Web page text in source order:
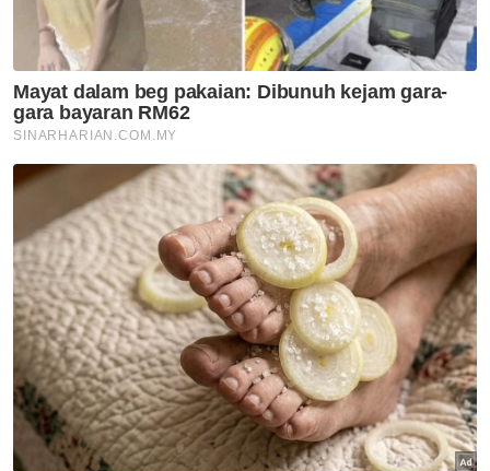
Nasional
Isu zakat TH perlu difahami
dalam konteks syariah - Mufti
Pahang
MGB sempurnakan majlis 'roof
topping' Pangsapuri Saujana
Indah